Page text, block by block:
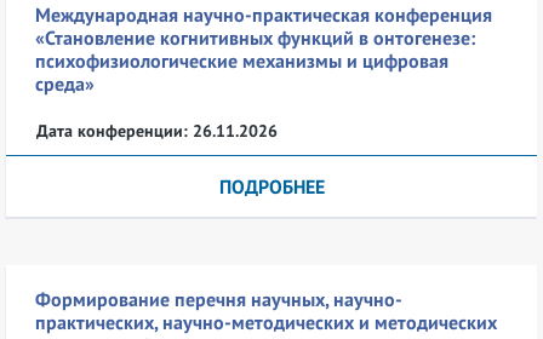
Международная научно-практическая конференция
«Становление когнитивных функций в онтогенезе:
психофизиологические механизмы и цифровая
среда»
Дата конференции: 26.11.2026
ПОДРОБНЕЕ
Формирование перечня научных, научно-
практических, научно-методических и методических